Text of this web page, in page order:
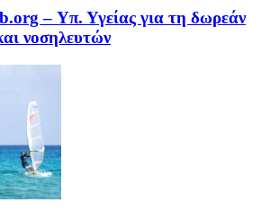
– Υπ. Υγείας για τη δωρεάν
νοσηλευτών